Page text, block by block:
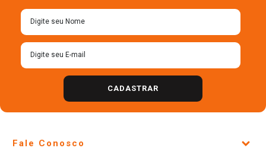
CADASTRAR
Fale Conosco